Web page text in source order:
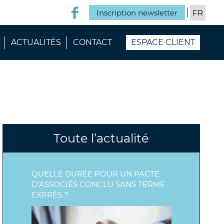
Inscription newsletter
ACTUALITÉS CONTACT ESPACE CLIENT
Toute l’actualité
QUELLE DURÉE POUR UN PACTE
D’ASSOCIÉS CONCLU SANS TERME
EXPRÈS ?